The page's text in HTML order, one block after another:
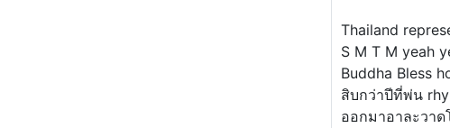
Thailand
S M T M yeah
Buddha Bless
สิบกว่าปีที่พ่น
ออกมาอาละวาด